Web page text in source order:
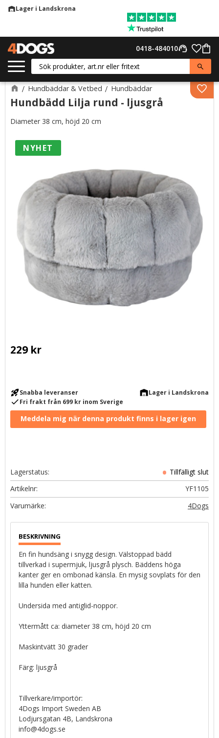
warehouseLager i Landskrona
support_agent
0418-484010
Hundbäddar & Vetbed Hundbäddar
Hundbädd Lilja rund - ljusgrå
Diameter 38 cm, höjd 20 cm
NYHET
229kr
rocket_launchSnabba leveranser warehouseLager i Landskrona
checkFri frakt från 699 kr inom Sverige
Lagerstatus
Artikelnr
YF1105
4Dogs
En fin hundsäng i snygg design. Välstoppad bädd
tillverkad i supermjuk, ljusgrå plysch. Bäddens höga
kanter ger en ombonad känsla. En mysig sovplats för den
lilla hunden eller katten.
Undersida med antiglid-noppor.
Yttermått ca: diameter 38 cm, höjd 20 cm
Maskintvätt 30 grader
Färg: ljusgrå
Tillverkare/importör:
4Dogs Import Sweden AB
Lodjursgatan 4B, Landskrona
info@4dogs.se